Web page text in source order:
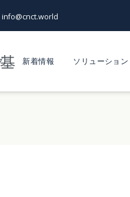
info@cnct.world
新着情報 ソリューション